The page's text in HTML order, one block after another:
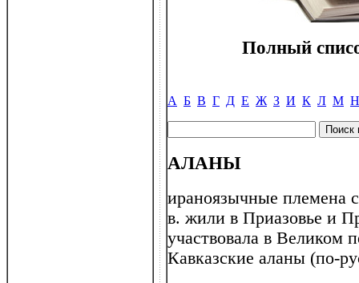
Полный
А Б В Г Д Е Ж З И К Л М Н
АЛАНЫ
ираноязычные племена
в. жили в Приазовье и
участвовала в Великом
Кавказские аланы (по-